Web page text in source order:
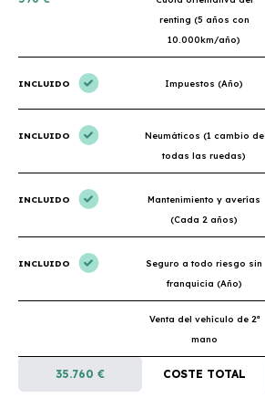
renting (5 años con
10.000km/año)
INCLUIDO Impuestos (Año)
INCLUIDO
Neumáticos (1 cambio de
todas las ruedas)
INCLUIDO
Mantenimiento y averías
(Cada 2 años)
INCLUIDO
Seguro a todo riesgo sin
franquicia (Año)
Venta del vehículo de 2ª
mano
35.760 € COSTE TOTAL